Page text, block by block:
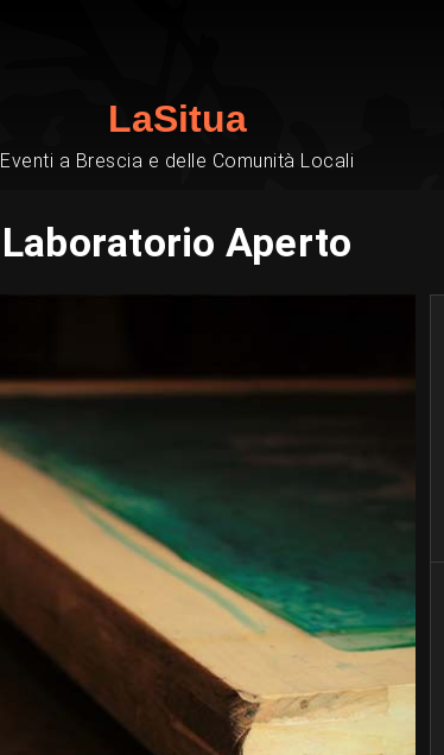
LaSitua
Eventi a Brescia e delle Comunità Locali
Laboratorio Aperto